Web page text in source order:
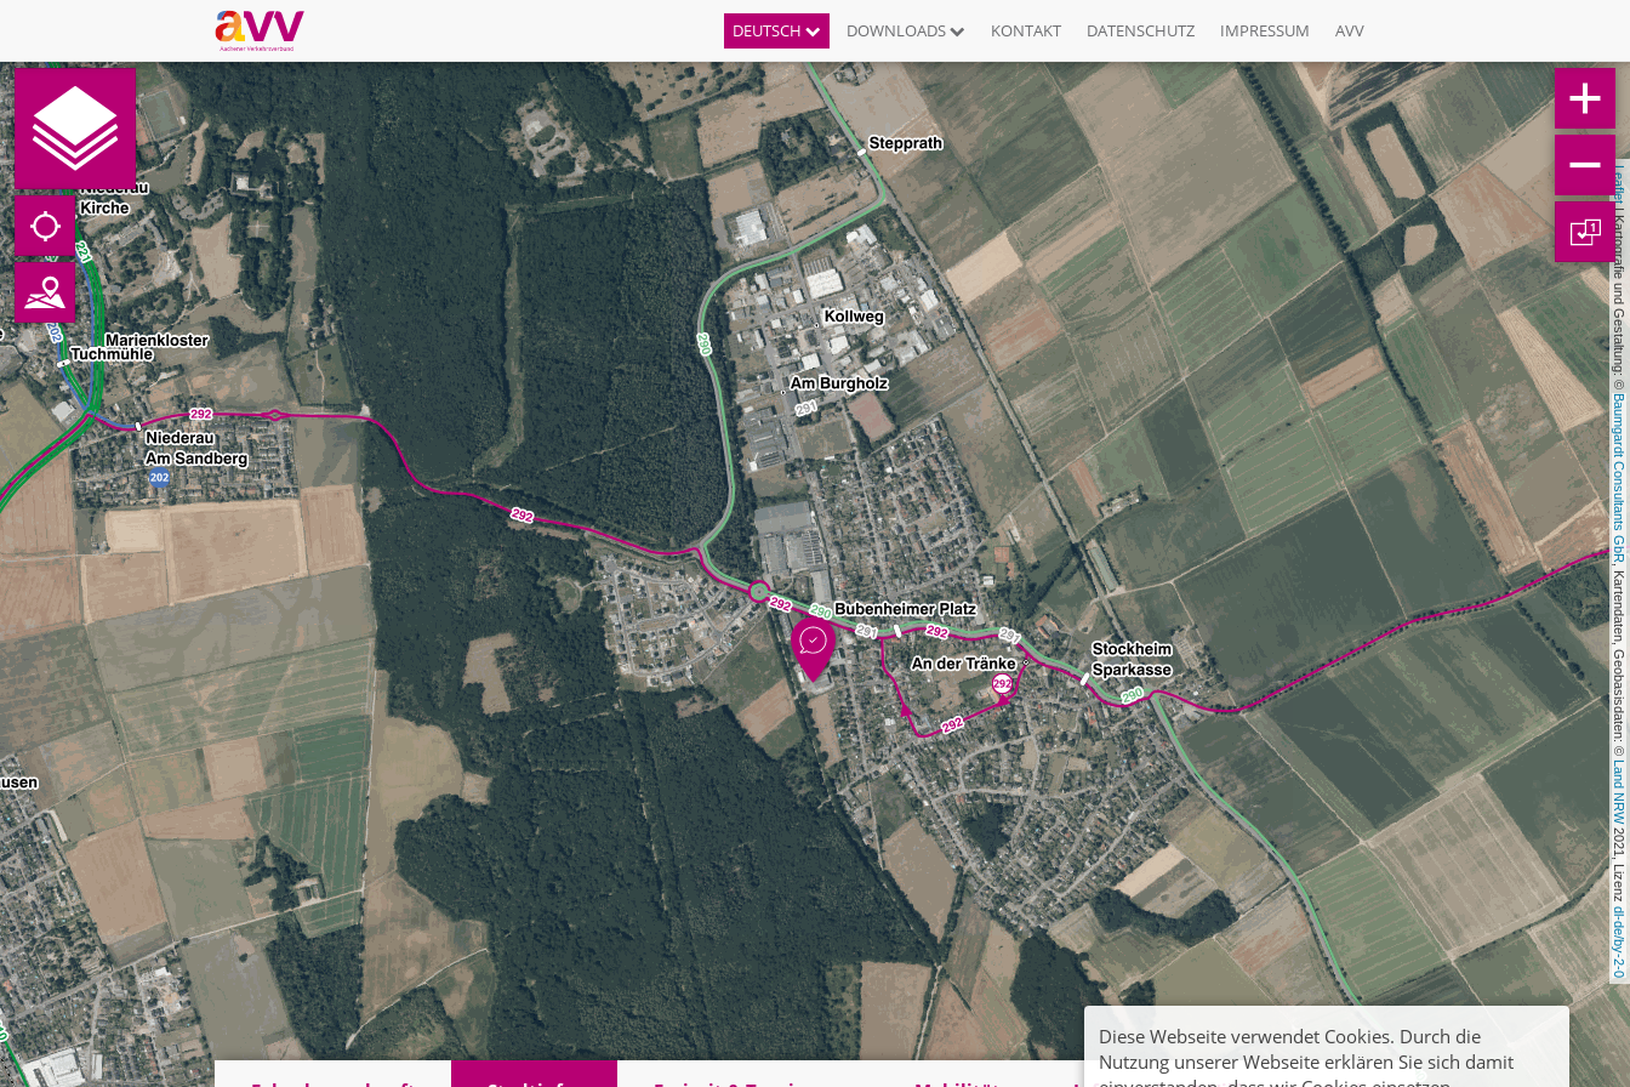
DEUTSCH DOWNLOADS KONTAKT DATENSCHUTZ IMPRESSUM AVV
Leaflet
| Kartografie und Gestaltung: ©
Baumgardt Consultants GbR
, Kartendaten, Geobasisdaten: ©
Land NRW
2021, Lizenz
dl-de/by-2-0
1
Diese Webseite verwendet Cookies. Durch die
Nutzung unserer Webseite erklären Sie sich damit